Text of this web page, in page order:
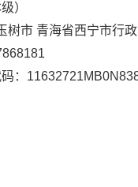
）
树市 青海省西宁市行
：